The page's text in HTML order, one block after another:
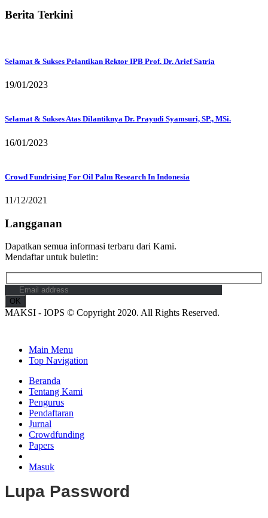
Berita Terkini
Selamat & Sukses Pelantikan Rektor IPB Prof. Dr. Arief Satria
19/01/2023
Selamat & Sukses Atas Dilantiknya Dr. Prayudi Syamsuri, SP., MSi.
16/01/2023
Crowd Fundrising For Oil Palm Research In Indonesia
11/12/2021
Langganan
Dapatkan semua informasi terbaru dari Kami.
Mendaftar untuk buletin:
MAKSI - IOPS © Copyright 2020. All Rights Reserved.
Main Menu
Top Navigation
Beranda
Tentang Kami
Pengurus
Pendaftaran
Jurnal
Crowdfunding
Papers
Masuk
Lupa Password